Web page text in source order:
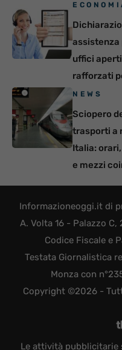
assistenza
uffici
rafforzati
NEWS
Sciopero
trasporti a
Italia:
e mezzi
Informazioneoggi.it di
A. Volta 16 - Palazzo
Codice Fiscale e
Testata Giornalistica
Monza con
Copyright ©2026 -
Le attività pubblicitarie